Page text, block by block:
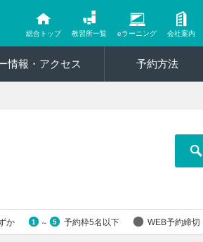
総合トップ 教習所一覧 eラーニング 会社案内
情報・アクセス 予約方法
か 1 ～ 5 予約枠5名以下 WEB予約締切